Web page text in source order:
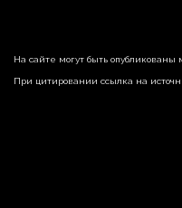
На сайте могут быть опубликованы
При цитировании ссылка на